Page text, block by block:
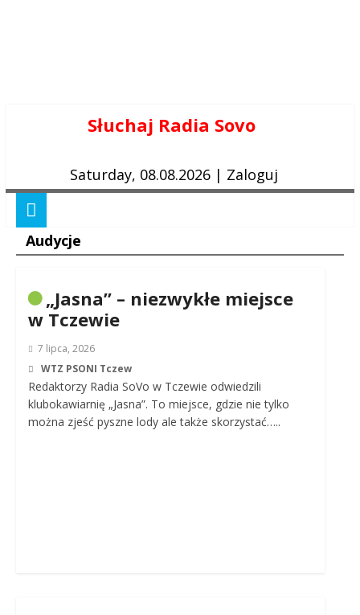
Słuchaj Radia Sovo
Saturday, 08.08.2026 | Zaloguj
Audycje
„Jasna” – niezwykłe miejsce
w Tczewie
7 lipca, 2026
WTZ PSONI Tczew
Redaktorzy Radia SoVo w Tczewie odwiedzili
klubokawiarnię „Jasna”. To miejsce, gdzie nie tylko
można zjeść pyszne lody ale także skorzystać…..